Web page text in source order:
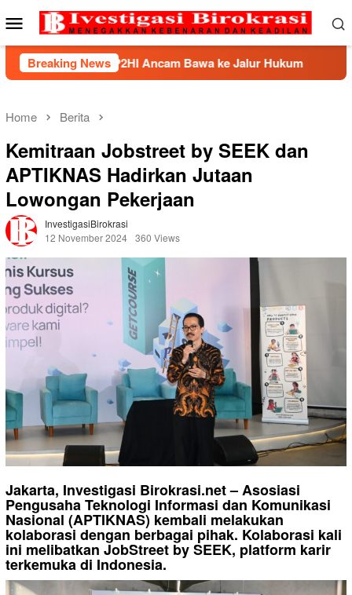
to
Mobile
Menu
Breaking News
Ancam Bawa ke Jalur Hukum Kemnaker
Home Berita
Kemitraan Jobstreet by SEEK dan
APTIKNAS Hadirkan Jutaan
Lowongan Pekerjaan
InvestigasiBirokrasi
12 November 2024 360 Views
Jakarta, Investigasi Birokrasi.net – Asosiasi
Pengusaha Teknologi Informasi dan Komunikasi
Nasional (APTIKNAS) kembali melakukan
kolaborasi dengan berbagai pihak. Kolaborasi kali
ini melibatkan JobStreet by SEEK, platform karir
terkemuka di Indonesia.